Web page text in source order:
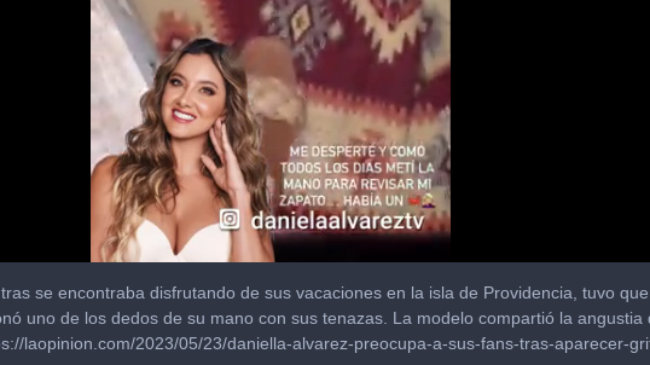
se encontraba disfrutando de sus vacaciones en la isla de Providencia, tuvo
uno de los dedos de su mano con sus tenazas. La modelo compartió la angustia
laopinion.com/2023/05/23/daniella-alvarez-preocupa-a-sus-fans-tras-aparecer-